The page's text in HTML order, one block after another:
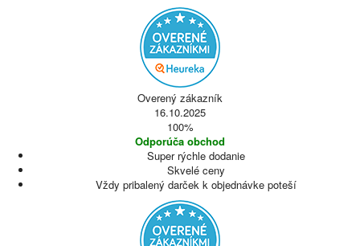
Overený zákazník
16.10.2025
100%
Odporúča obchod
Super rýchle dodanie
Skvelé ceny
Vždy pribalený darček k objednávke poteší